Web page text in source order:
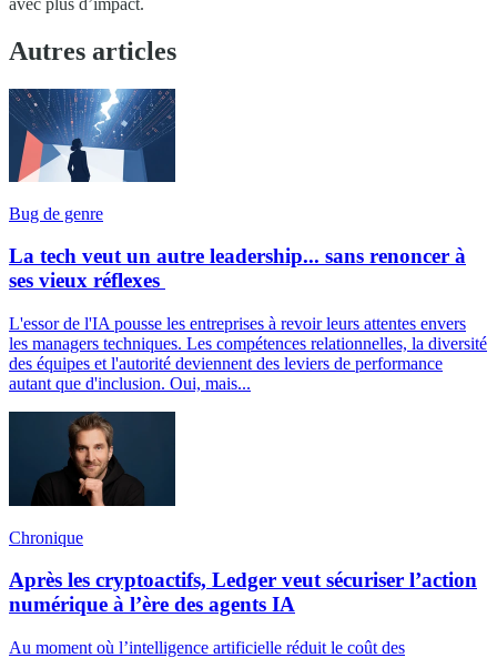
Autres articles
Bug de genre
La tech veut un autre leadership... sans renoncer à
ses vieux réflexes
L'essor de l'IA pousse les entreprises à revoir leurs attentes envers
les managers techniques. Les compétences relationnelles, la diversité
des équipes et l'autorité deviennent des leviers de performance
autant que d'inclusion. Oui, mais...
Chronique
Après les cryptoactifs, Ledger veut sécuriser l’action
numérique à l’ère des agents IA
Au moment où l’intelligence artificielle réduit le coût des